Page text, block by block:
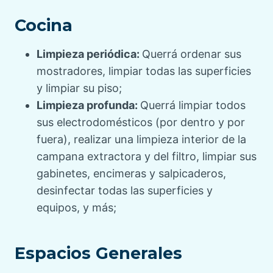
Cocina
Limpieza periódica: Querrá ordenar sus
mostradores, limpiar todas las superficies
y limpiar su piso;
Limpieza profunda: Querrá limpiar todos
sus electrodomésticos (por dentro y por
fuera), realizar una limpieza interior de la
campana extractora y del filtro, limpiar sus
gabinetes, encimeras y salpicaderos,
desinfectar todas las superficies y
equipos, y más;
Espacios Generales